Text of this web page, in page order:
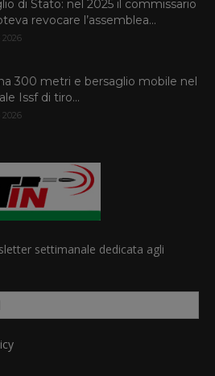
di Stato: nel 2025 il commissario
revocare l’assemblea...
2026
300 metri e bersaglio mobile nel
Issf di tiro...
2026
settimanale dedicata agli